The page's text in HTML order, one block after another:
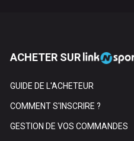
ACHETER SUR
GUIDE DE L'ACHETEUR
COMMENT S'INSCRIRE ?
GESTION DE VOS COMMANDES